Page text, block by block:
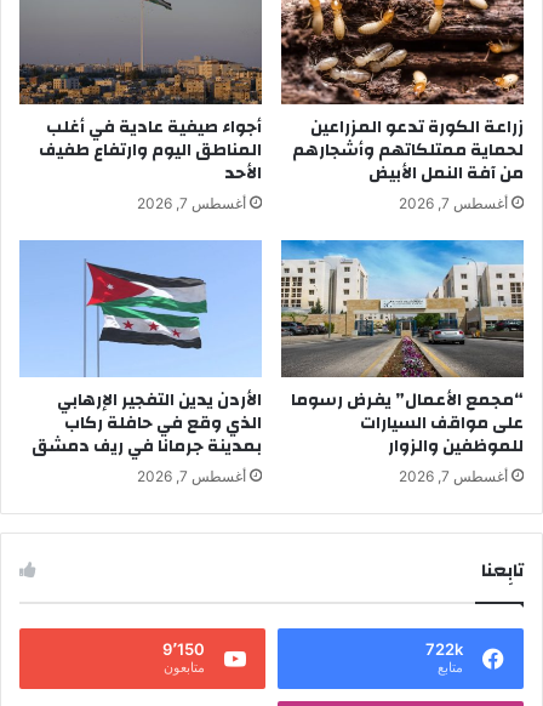
زراعة الكورة تدعو المزراعين
لحماية ممتلكاتهم وأشجارهم
من آفة النمل الأبيض
أغسطس 7, 2026
أجواء صيفية عادية في أغلب
المناطق اليوم وارتفاع طفيف
الأحد
أغسطس 7, 2026
“مجمع الأعمال” يفرض رسوما
على مواقف السيارات
للموظفين والزوار
أغسطس 7, 2026
الأردن يدين التفجير الإرهابي
الذي وقع في حافلة ركاب
بمدينة جرمانا في ريف دمشق
أغسطس 7, 2026
تابِعنا
722k
متابع
9٬150
متابعون